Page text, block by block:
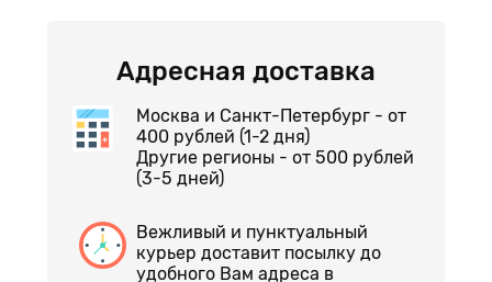
Адресная доставка
Москва и Санкт-Петербург - от
400 рублей (1-2 дня)
Другие регионы - от 500 рублей
(3-5 дней)
Вежливый и пунктуальный
курьер доставит посылку до
удобного Вам адреса в